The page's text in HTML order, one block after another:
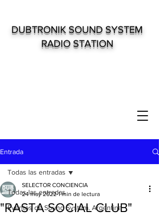
DUBTRONIK SOUND SYSTEM
RADIO STATION
Entrada
Todas las entradas
Eventos de Sound System. Argentina
Todas las entradas
"RASTA SOCIAL CLUB"
SELECTOR CONCIENCIA
24 may 2022 1 min de lectura